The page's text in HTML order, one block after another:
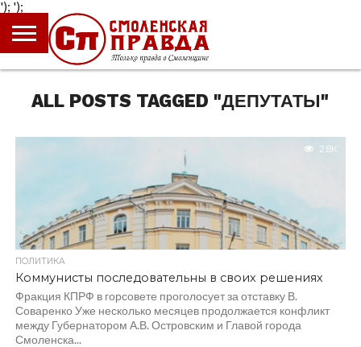
');
ГЛАВНАЯ
НОВОСТИ
ПРОИСШЕСТВИЯ
ПОЛИТИКА
КУЛЬТУРА
ЭКОНОМИКА
ОБЩЕСТВО
БЛОГИ
ALL POSTS TAGGED "ДЕПУТАТЫ"
2.8K
ПОЛИТИКА
Коммунисты последовательны в своих решениях
Фракция КПРФ в горсовете проголосует за отставку В.
Соваренко Уже несколько месяцев продолжается конфликт
между Губернатором А.В. Островским и Главой города
Смоленска...
');